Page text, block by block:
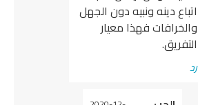
اتباع دينه ونبيه دون الجهل
والخرافات فهذا معيار
التفريق.
رد